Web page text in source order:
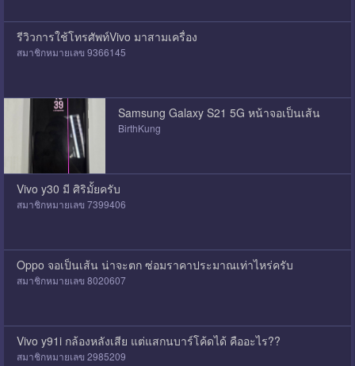
รีวิวการใช้โทรศัพท์Vivo มาสามเครื่อง
สมาชิกหมายเลข 9366145
Samsung Galaxy S21 5G หน้าจอเป็นเส้น
BirthKung
Vivo y30 มี ศิริมั้ยครับ
สมาชิกหมายเลข 7399406
Oppo จอเป็นเส้น น่าจะตก ซ่อมราคาประมาณเท่าไหร่ครับ
สมาชิกหมายเลข 8020607
Vivo y91i กล้องหลังเสีย แต่แสกนบาร์โค้ดได้ คืออะไร??
สมาชิกหมายเลข 2985209